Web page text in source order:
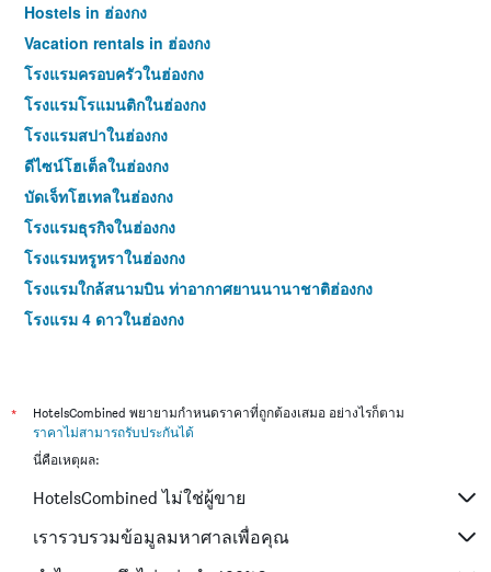
Hostels in ฮ่องกง
Vacation rentals in ฮ่องกง
โรงแรมครอบครัวในฮ่องกง
โรงแรมโรแมนติกในฮ่องกง
โรงแรมสปาในฮ่องกง
ดีไซน์โฮเต็ลในฮ่องกง
บัดเจ็ทโฮเทลในฮ่องกง
โรงแรมธุรกิจในฮ่องกง
โรงแรมหรูหราในฮ่องกง
โรงแรมใกล้สนามบิน ท่าอากาศยานนานาชาติฮ่องกง
โรงแรม 4 ดาวในฮ่องกง
*
HotelsCombined พยายามกำหนดราคาที่ถูกต้องเสมอ อย่างไรก็ตาม
ราคาไม่สามารถรับประกันได้
นี่คือเหตุผล:
HotelsCombined ไม่ใช่ผู้ขาย
เรารวบรวมข้อมูลมหาศาลเพื่อคุณ